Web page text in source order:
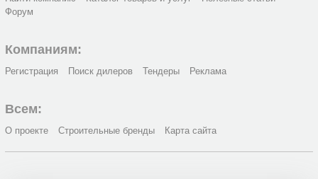
Форум
Компаниям:
Регистрация Поиск дилеров Тендеры Реклама
Всем:
О проекте Строительные бренды Карта сайта